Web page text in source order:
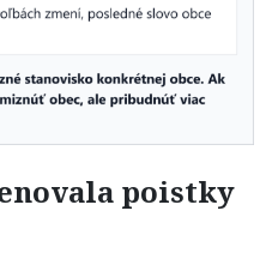
poistky